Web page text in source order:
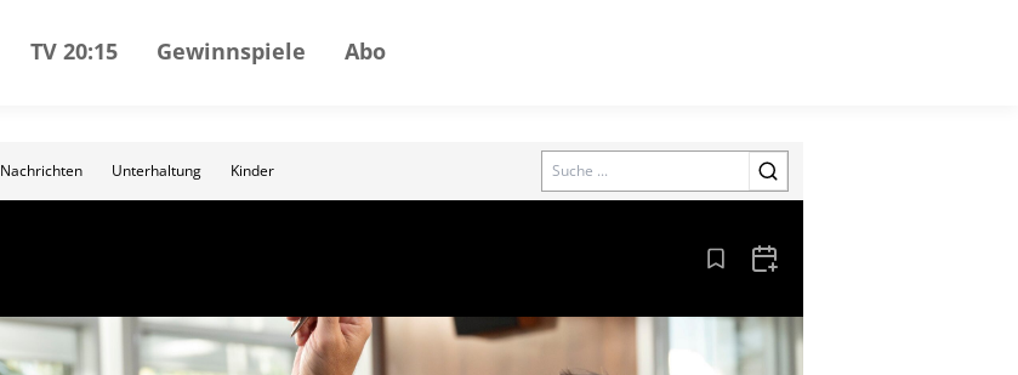
TV 20:15 Gewinnspiele Abo
Nachrichten Unterhaltung Kinder Search
Aus den Lesezeichen entfernen
Zum Kalender hinzufügen